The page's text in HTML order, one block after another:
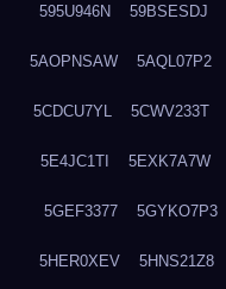
595U946N 59BSESDJ
5AOPNSAW 5AQL07P2
5CDCU7YL 5CWV233T
5E4JC1TI 5EXK7A7W
5GEF3377 5GYKO7P3
5HER0XEV 5HNS21Z8